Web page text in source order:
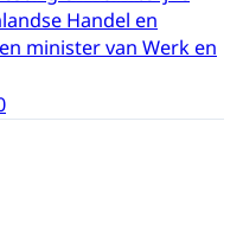
Handel en
minister van Werk en